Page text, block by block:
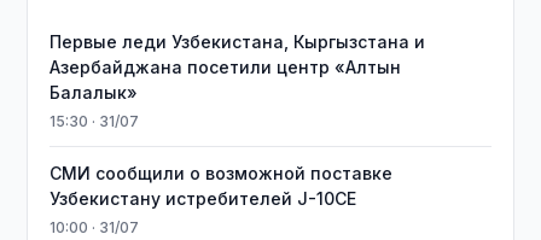
Первые леди Узбекистана, Кыргызстана и
Азербайджана посетили центр «Алтын
Балалык»
15:30 · 31/07
СМИ сообщили о возможной поставке
Узбекистану истребителей J-10CE
10:00 · 31/07